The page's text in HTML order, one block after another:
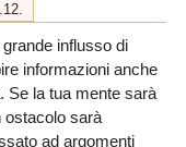
influsso di
informazioni anche
Se la tua mente sarà
ostacolo sarà
ad argomenti